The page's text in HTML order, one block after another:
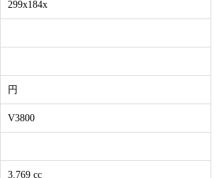
299x184x
円
V3800
3,769 cc